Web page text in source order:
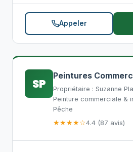
Appeler
SP
Peintures
Propriétaire : Suzanne
Peinture commerciale &
Pêche
★★★★☆4.4 (87 avis)